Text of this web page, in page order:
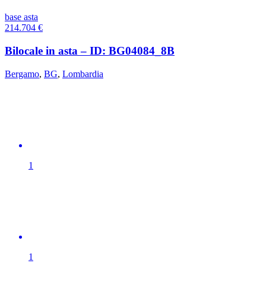
base asta
214.704 €
Bilocale in asta – ID: BG04084_8B
Bergamo, BG, Lombardia
1
1